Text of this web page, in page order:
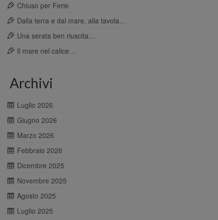
Chiuso per Ferie
Dalla terra e dal mare, alla tavola…
Una serata ben riuscita…
Il mare nel calice…
Archivi
Luglio 2026
Giugno 2026
Marzo 2026
Febbraio 2026
Dicembre 2025
Novembre 2025
Agosto 2025
Luglio 2025